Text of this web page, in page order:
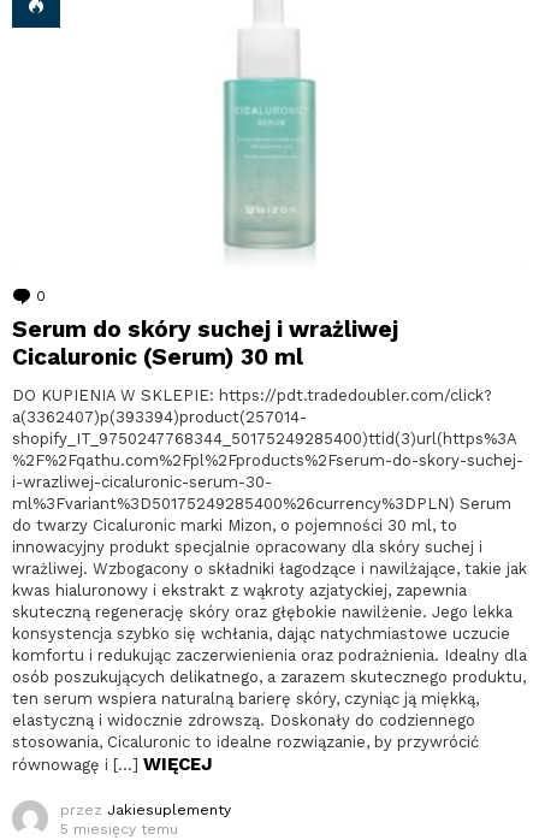
0
Serum do skóry suchej i wrażliwej
Cicaluronic (Serum) 30 ml
DO KUPIENIA W SKLEPIE: https://pdt.tradedoubler.com/click?
a(3362407)p(393394)product(257014-
shopify_IT_9750247768344_50175249285400)ttid(3)url(https%3A
%2F%2Fqathu.com%2Fpl%2Fproducts%2Fserum-do-skory-suchej-
i-wrazliwej-cicaluronic-serum-30-
ml%3Fvariant%3D50175249285400%26currency%3DPLN) Serum
do twarzy Cicaluronic marki Mizon, o pojemności 30 ml, to
innowacyjny produkt specjalnie opracowany dla skóry suchej i
wrażliwej. Wzbogacony o składniki łagodzące i nawilżające, takie jak
kwas hialuronowy i ekstrakt z wąkroty azjatyckiej, zapewnia
skuteczną regenerację skóry oraz głębokie nawilżenie. Jego lekka
konsystencja szybko się wchłania, dając natychmiastowe uczucie
komfortu i redukując zaczerwienienia oraz podrażnienia. Idealny dla
osób poszukujących delikatnego, a zarazem skutecznego produktu,
ten serum wspiera naturalną barierę skóry, czyniąc ją miękką,
elastyczną i widocznie zdrowszą. Doskonały do codziennego
stosowania, Cicaluronic to idealne rozwiązanie, by przywrócić
równowagę i […] WIĘCEJ
przez Jakiesuplementy
5 miesięcy temu